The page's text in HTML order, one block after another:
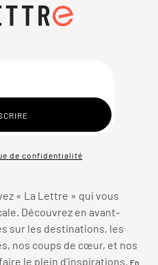
de confidentialité
« La Lettre » qui vous
Découvrez en avant-
sur les destinations, les
nos coups de cœur, et nos
le plein d’inspirations. En